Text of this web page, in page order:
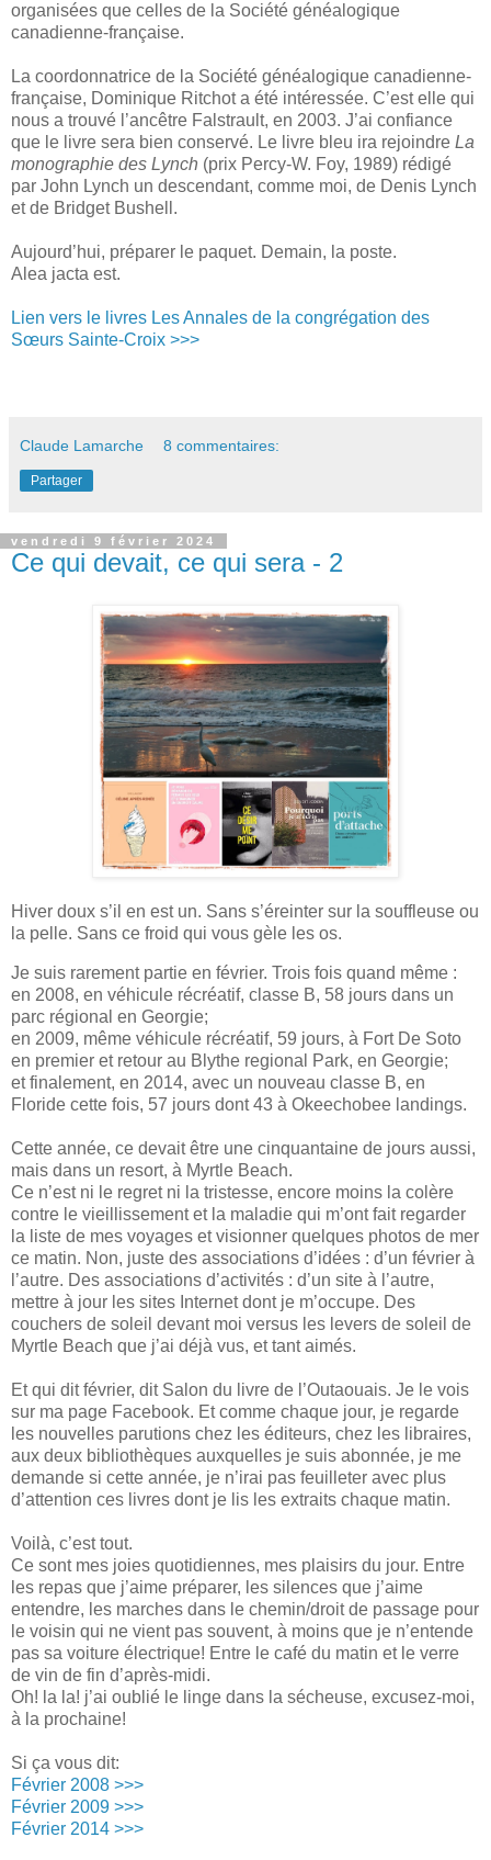
organisées que celles de la Société généalogique
canadienne-française.
La coordonnatrice de la Société généalogique canadienne-
française, Dominique Ritchot a été intéressée. C’est elle qui
nous a trouvé l’ancêtre Falstrault, en 2003. J’ai confiance
que le livre sera bien conservé. Le livre bleu ira rejoindre La
monographie des Lynch (prix Percy-W. Foy, 1989) rédigé
par John Lynch un descendant, comme moi, de Denis Lynch
et de Bridget Bushell.
Aujourd’hui, préparer le paquet. Demain, la poste.
Alea jacta est.
Lien vers le livres Les Annales de la congrégation des
Sœurs Sainte-Croix >>>
Claude Lamarche 8 commentaires:
Partager
vendredi 9 février 2024
Ce qui devait, ce qui sera - 2
Hiver doux s’il en est un. Sans s’éreinter sur la souffleuse ou
la pelle. Sans ce froid qui vous gèle les os.
Je suis rarement partie en février. Trois fois quand même :
en 2008, en véhicule récréatif, classe B, 58 jours dans un
parc régional en Georgie;
en 2009, même véhicule récréatif, 59 jours, à Fort De Soto
en premier et retour au Blythe regional Park, en Georgie;
et finalement, en 2014, avec un nouveau classe B, en
Floride cette fois, 57 jours dont 43 à Okeechobee landings.
Cette année, ce devait être une cinquantaine de jours aussi,
mais dans un resort, à Myrtle Beach.
Ce n’est ni le regret ni la tristesse, encore moins la colère
contre le vieillissement et la maladie qui m’ont fait regarder
la liste de mes voyages et visionner quelques photos de mer
ce matin. Non, juste des associations d’idées : d’un février à
l’autre. Des associations d’activités : d’un site à l’autre,
mettre à jour les sites Internet dont je m’occupe. Des
couchers de soleil devant moi versus les levers de soleil de
Myrtle Beach que j’ai déjà vus, et tant aimés.
Et qui dit février, dit Salon du livre de l’Outaouais. Je le vois
sur ma page Facebook. Et comme chaque jour, je regarde
les nouvelles parutions chez les éditeurs, chez les libraires,
aux deux bibliothèques auxquelles je suis abonnée, je me
demande si cette année, je n’irai pas feuilleter avec plus
d’attention ces livres dont je lis les extraits chaque matin.
Voilà, c’est tout.
Ce sont mes joies quotidiennes, mes plaisirs du jour. Entre
les repas que j’aime préparer, les silences que j’aime
entendre, les marches dans le chemin/droit de passage pour
le voisin qui ne vient pas souvent, à moins que je n’entende
pas sa voiture électrique! Entre le café du matin et le verre
de vin de fin d’après-midi.
Oh! la la! j’ai oublié le linge dans la sécheuse, excusez-moi,
à la prochaine!
Si ça vous dit:
Février 2008 >>>
Février 2009 >>>
Février 2014 >>>